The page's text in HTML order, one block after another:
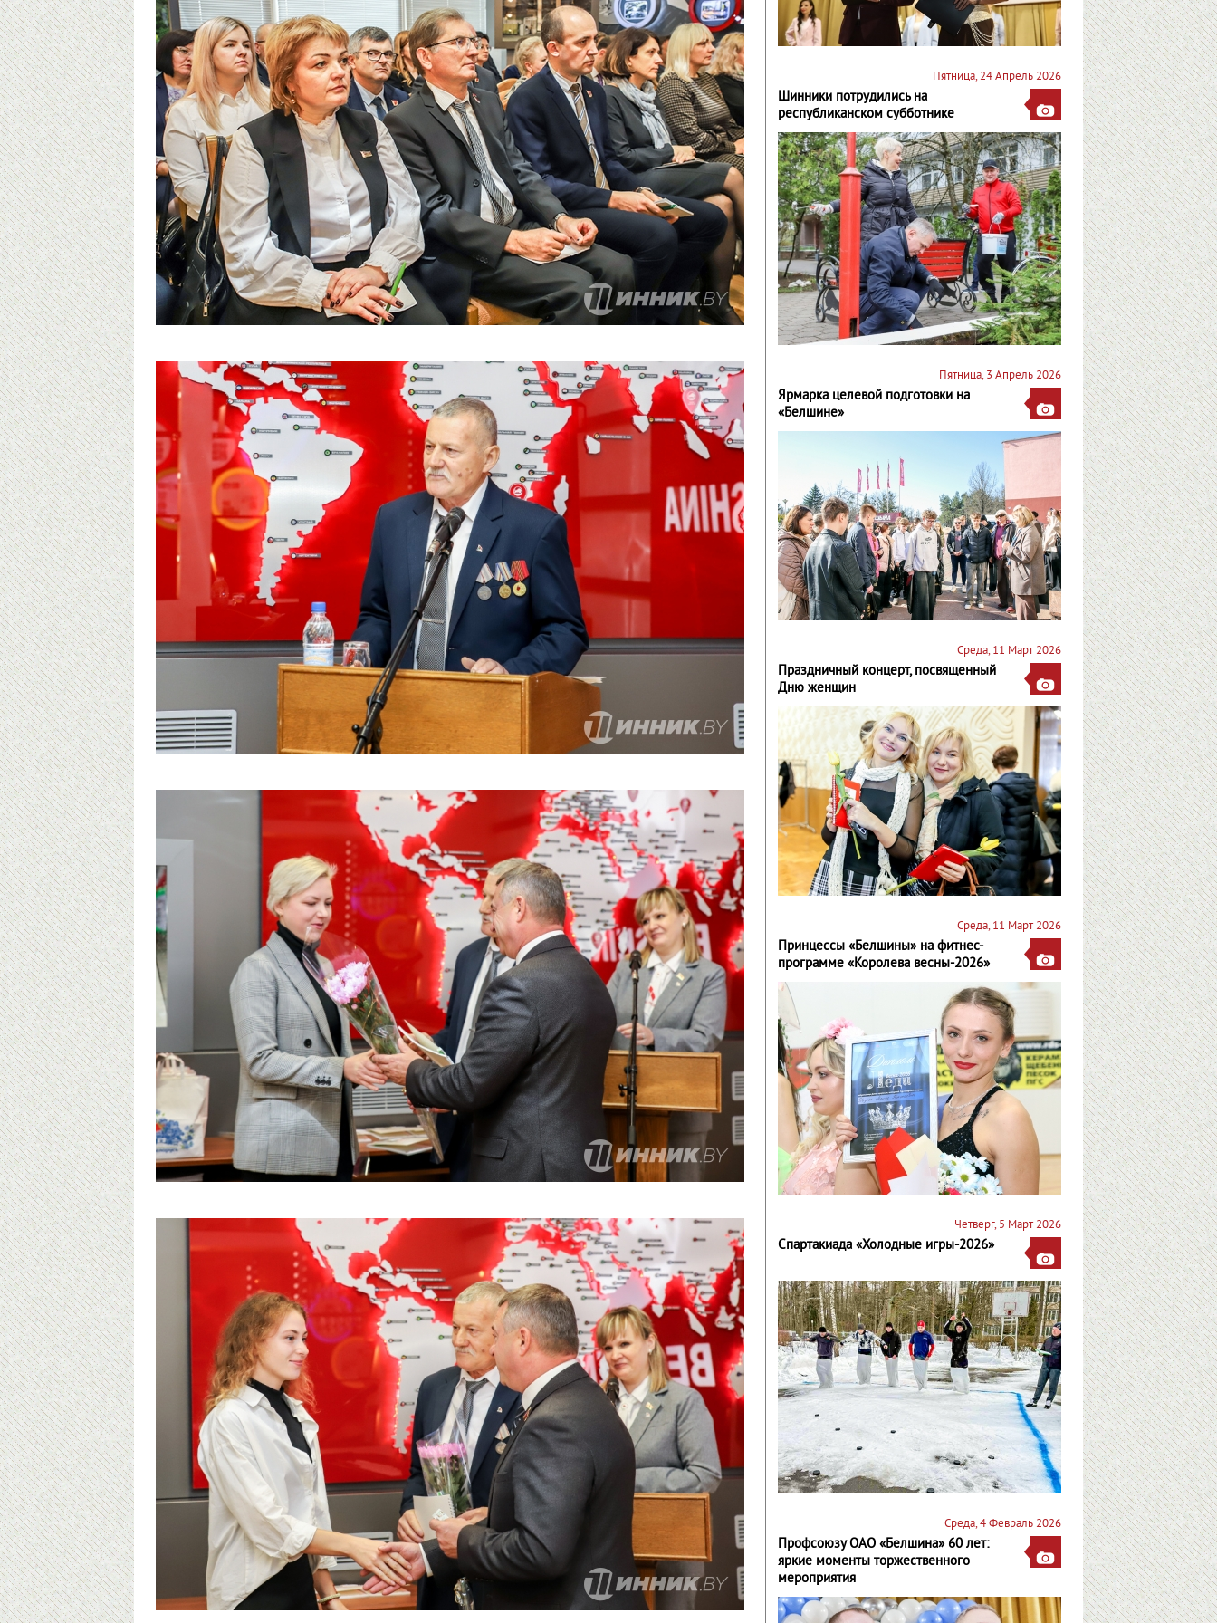
Пятница, 24 Апрель 2026
Шинники потрудились на
республиканском субботнике
Пятница, 3 Апрель 2026
Ярмарка целевой подготовки на
«Белшине»
Среда, 11 Март 2026
Праздничный концерт, посвященный
Дню женщин
Среда, 11 Март 2026
Принцессы «Белшины» на фитнес-
программе «Королева весны-2026»
Четверг, 5 Март 2026
Спартакиада «Холодные игры-2026»
Среда, 4 Февраль 2026
Профсоюзу ОАО «Белшина» 60 лет:
яркие моменты торжественного
мероприятия